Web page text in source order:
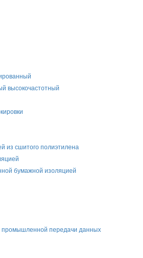
высокочастотный
из сшитого полиэтилена
бумажной изоляцией
промышленной передачи данных